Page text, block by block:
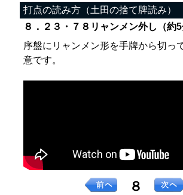
打点の読み方（土田の捨て牌読み）
８．２３・７８リャンメン外し（約5
序盤にリャンメン形を手牌から切っ
意です。
８